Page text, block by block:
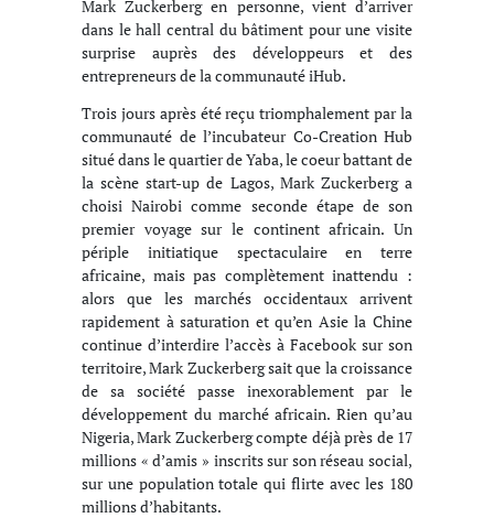
Mark Zuckerberg en personne, vient d’arriver
dans le hall central du bâtiment pour une visite
surprise auprès des développeurs et des
entrepreneurs de la communauté iHub.
Trois jours après été reçu triomphalement par la
communauté de l’incubateur Co-Creation Hub
situé dans le quartier de Yaba, le coeur battant de
la scène start-up de Lagos, Mark Zuckerberg a
choisi Nairobi comme seconde étape de son
premier voyage sur le continent africain. Un
périple initiatique spectaculaire en terre
africaine, mais pas complètement inattendu :
alors que les marchés occidentaux arrivent
rapidement à saturation et qu’en Asie la Chine
continue d’interdire l’accès à Facebook sur son
territoire, Mark Zuckerberg sait que la croissance
de sa société passe inexorablement par le
développement du marché africain. Rien qu’au
Nigeria, Mark Zuckerberg compte déjà près de 17
millions « d’amis » inscrits sur son réseau social,
sur une population totale qui flirte avec les 180
millions d’habitants.